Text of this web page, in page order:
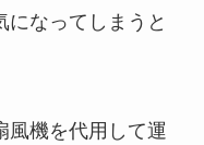
になってしまうと
風機を代用して運